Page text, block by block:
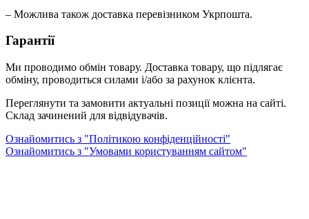
– Можлива також доставка перевізником Укрпошта.
Гарантії
Ми проводимо обмін товару. Доставка товару, що підлягає
обміну, проводиться силами і/або за рахунок клієнта.
Переглянути та замовити актуальні позиції можна на сайті.
Склад зачинений для відвідувачів.
Ознайомитись з "Політикою конфіденційності"
Ознайомитись з "Умовами користуванням сайтом"